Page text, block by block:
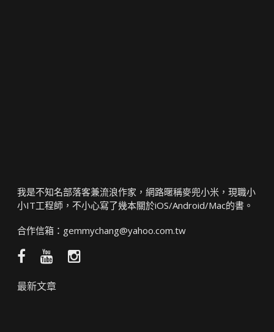
我是不知名部落客兼流浪作家，網路暱稱麥兜小米，現職小
小IT工程師，不小心寫了幾本關於iOS/Android/Mac的書。
合作信箱： gemmychang@yahoo.com.tw
Facebook
團
YouTube
頻
Instagram
最新文章